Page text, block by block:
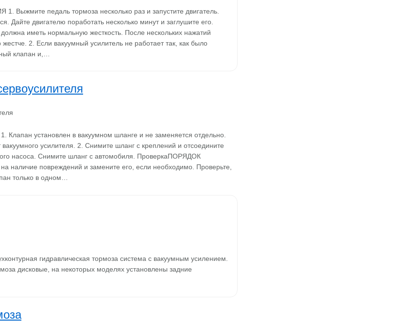
педаль тормоза несколько раз и запустите двигатель.
Дайте двигателю поработать несколько минут и заглушите его.
иметь нормальную жесткость. После нескольких нажатий
2. Если вакуумный усилитель не работает так, как было
клапан и,…
установлен в вакуумном шланге и не заменяется отдельно.
усилителя. 2. Снимите шланг с креплений и отсоедините
насоса. Снимите шланг с автомобиля. ПроверкаПОРЯДОК
повреждений и замените его, если необходимо. Проверьте,
только в одном…
гидравлическая тормоза система с вакуумным усилением.
дисковые, на некоторых моделях установлены задние